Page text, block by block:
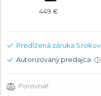
449 €
Predĺžená záruka 5 rokov
Autorizovaný predajca
i
Porovnať